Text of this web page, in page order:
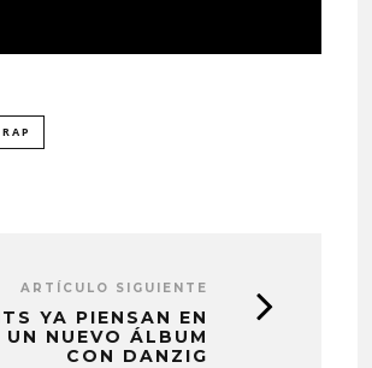
RAP
ARTÍCULO SIGUIENTE
YA PIENSAN EN
UN NUEVO ÁLBUM
CON DANZIG